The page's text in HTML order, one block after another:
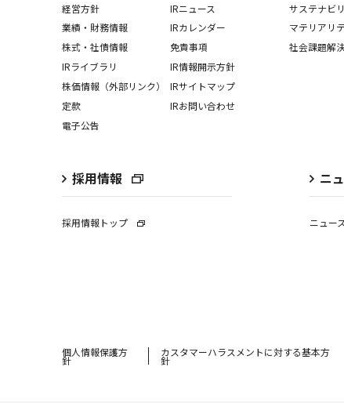
経営⽅針
業績・財務情報
株式・社債情報
IRライブラリ
株価情報（外部リンク）
定款
電子公告
IRニュース
IRカレンダー
免責事項
IR情報開⽰⽅針
IRサイトマップ
IRお問い合わせ
サステナビ
マテリアリ
社会課題解
採用情報
採用情報トップ
ニ
ニュー
個⼈情報保護⽅
針
カスタマーハラスメントに対する基本方
針